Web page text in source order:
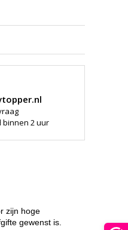
binnen 2 uur
zijn hoge
gewenst is.